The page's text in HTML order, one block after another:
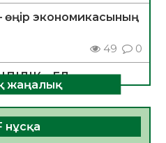
экономикасының
49 0
– ЕЛ
47 0
– БОЛАШАҚҚА
жаңалық
нұсқа